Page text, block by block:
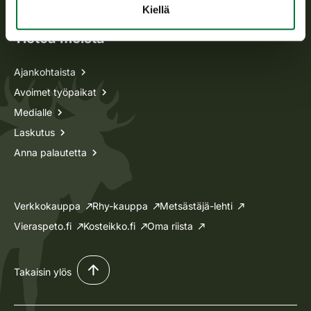
Kiellä
Tietoa meistä
Ajankohtaista
Avoimet työpaikat
Medialle
Laskutus
Anna palautetta
Verkkokauppa Rhy-kauppa
Metsästäjä-lehti
Vieraspeto.fi
Kosteikko.fi Oma riista
Takaisin ylös